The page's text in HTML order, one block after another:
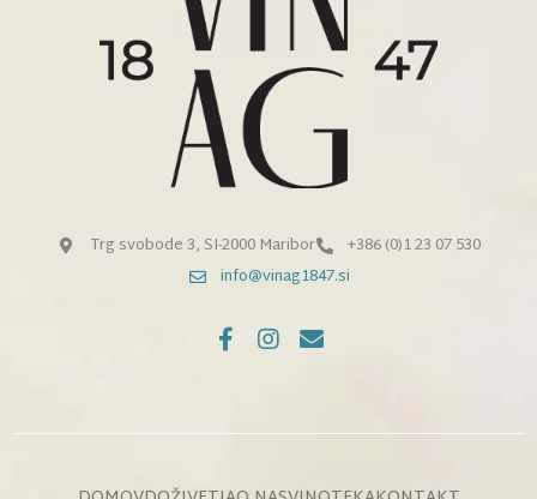
Trg svobode 3, SI-2000 Maribor
+386 (0)1 23 07 530
info@vinag1847.si